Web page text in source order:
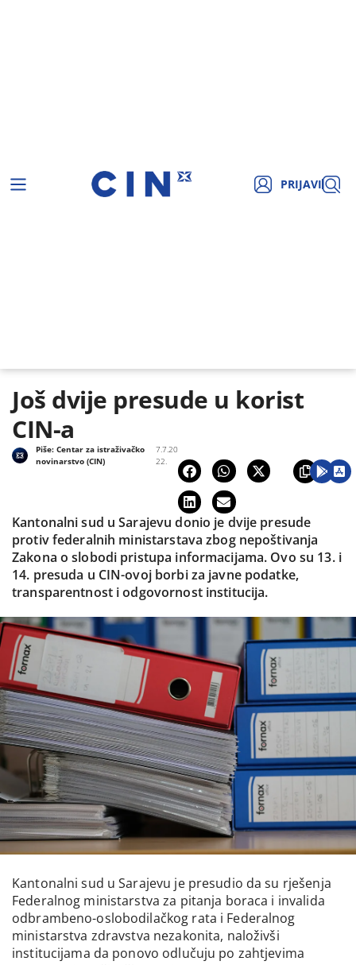
PRIJAVI
Još dvije presude u korist
CIN-a
7.7.20
22.
Piše:Centar za istraživačko
novinarstvo (CIN)
Kantonalni sud u Sarajevu donio je dvije presude
protiv federalnih ministarstava zbog nepoštivanja
Zakona o slobodi pristupa informacijama. Ovo su 13. i
14. presuda u CIN-ovoj borbi za javne podatke,
transparentnost i odgovornost institucija.
Kantonalni sud u Sarajevu je presudio da su rješenja
Federalnog ministarstva za pitanja boraca i invalida
odbrambeno-oslobodilačkog rata i Federalnog
ministarstva zdravstva nezakonita, naloživši
institucijama da ponovo odlučuju po zahtjevima